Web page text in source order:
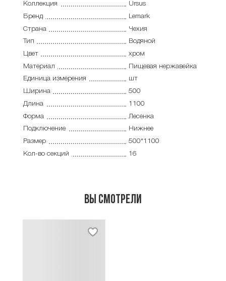
Коллекция
Ursus
Бренд
Lemark
Страна
Чехия
Тип
Водяной
Цвет
хром
Материал
Пищевая нержавейка
Единица измерения
шт
Ширина
500
Длина
1100
Форма
Лесенка
Подключение
Нижнее
Размер
500*1100
Кол-во секций
16
Вы смотрели